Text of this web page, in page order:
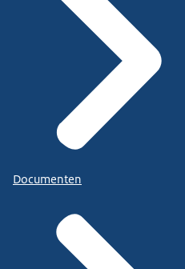
Documenten